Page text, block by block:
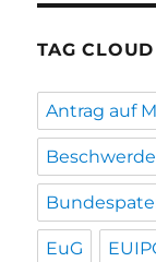
TAG CLOUD
Antrag auf
EuG